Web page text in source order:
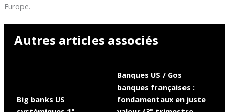
Europe.
Autres articles associés
Big banks US
Banques US / Gos
banques françaises :
fondamentaux en juste